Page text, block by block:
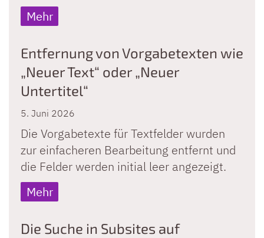
Mehr
Entfernung von Vorgabetexten wie
„Neuer Text“ oder „Neuer
Untertitel“
5. Juni 2026
Die Vorgabetexte für Textfelder wurden
zur einfacheren Bearbeitung entfernt und
die Felder werden initial leer angezeigt.
Mehr
Die Suche in Subsites auf